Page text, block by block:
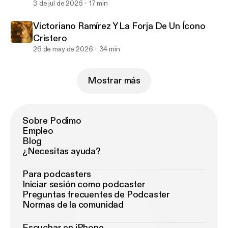
3 de jul de 2026 17 min
Victoriano Ramírez Y La Forja De Un Ícono
Cristero
26 de may de 2026 34 min
Mostrar más
Sobre Podimo
Empleo
Blog
¿Necesitas ayuda?
Para podcasters
Iniciar sesión como podcaster
Preguntas frecuentes de Podcaster
Normas de la comunidad